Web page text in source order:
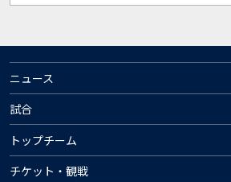
ニュース
試合
トップチーム
チケット・観戦